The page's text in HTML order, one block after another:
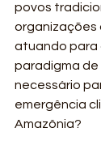
povos
organizações
atuando para
paradigma
necessário
emergência
Amazônia?